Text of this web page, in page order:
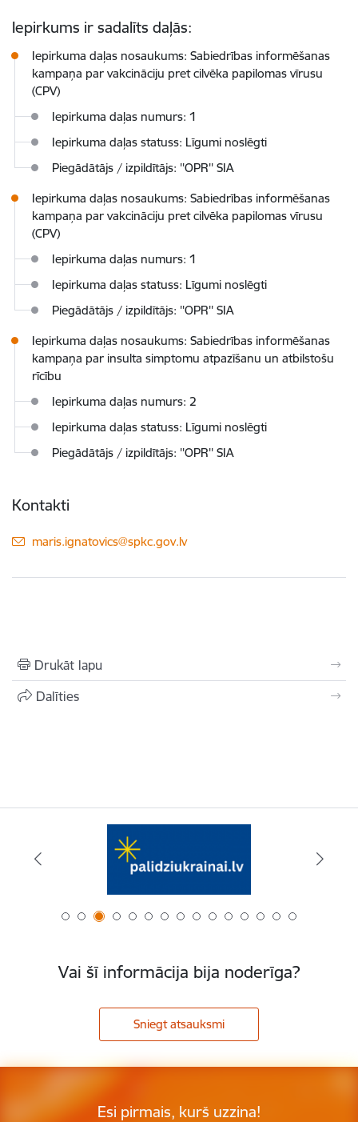
Iepirkums ir sadalīts daļās:
Iepirkuma daļas nosaukums: Sabiedrības informēšanas
kampaņa par vakcināciju pret cilvēka papilomas vīrusu
(CPV)
Iepirkuma daļas numurs: 1
Iepirkuma daļas statuss: Līgumi noslēgti
Piegādātājs / izpildītājs: ''OPR'' SIA
Iepirkuma daļas nosaukums: Sabiedrības informēšanas
kampaņa par vakcināciju pret cilvēka papilomas vīrusu
(CPV)
Iepirkuma daļas numurs: 1
Iepirkuma daļas statuss: Līgumi noslēgti
Piegādātājs / izpildītājs: ''OPR'' SIA
Iepirkuma daļas nosaukums: Sabiedrības informēšanas
kampaņa par insulta simptomu atpazīšanu un atbilstošu
rīcību
Iepirkuma daļas numurs: 2
Iepirkuma daļas statuss: Līgumi noslēgti
Piegādātājs / izpildītājs: ''OPR'' SIA
Kontakti
E-pasts:
maris.ignatovics@spkc.gov.lv
Drukāt lapu
Dalīties
Vai šī informācija bija noderīga?
Sniegt atsauksmi
Esi pirmais, kurš uzzina!